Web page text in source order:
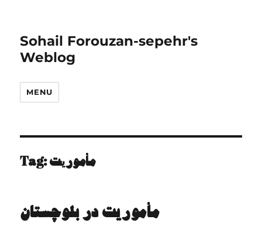
Sohail Forouzan-sepehr's
Weblog
MENU
Tag:مأموریت
ﻣﺄﻣورﻳت در ﺑﻠوﭼﺴﺘﺎن